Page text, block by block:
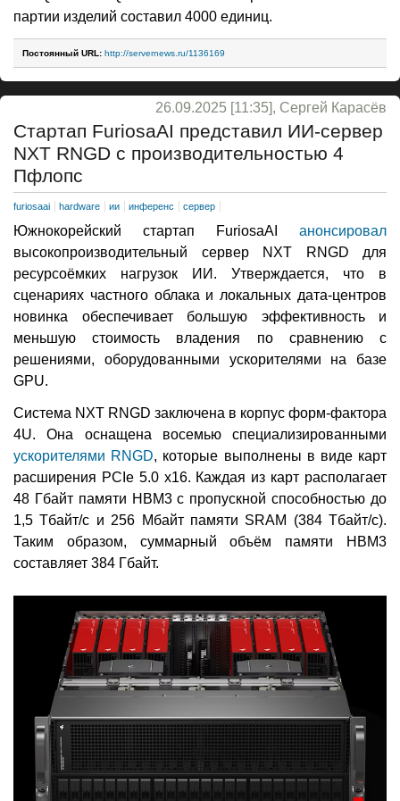
партии изделий составил 4000 единиц.
Постоянный URL: http://servernews.ru/1136169
26.09.2025 [11:35], Сергей Карасёв
Стартап FuriosaAI представил ИИ-сервер
NXT RNGD с производительностью 4
Пфлопс
furiosaai hardware ии инференс сервер
Южнокорейский стартап FuriosaAI анонсировал
высокопроизводительный сервер NXT RNGD для
ресурсоёмких нагрузок ИИ. Утверждается, что в
сценариях частного облака и локальных дата-центров
новинка обеспечивает большую эффективность и
меньшую стоимость владения по сравнению с
решениями, оборудованными ускорителями на базе
GPU.
Система NXT RNGD заключена в корпус форм-фактора
4U. Она оснащена восемью специализированными
ускорителями RNGD, которые выполнены в виде карт
расширения PCIe 5.0 x16. Каждая из карт располагает
48 Гбайт памяти HBM3 с пропускной способностью до
1,5 Тбайт/с и 256 Мбайт памяти SRAM (384 Тбайт/с).
Таким образом, суммарный объём памяти HBM3
составляет 384 Гбайт.